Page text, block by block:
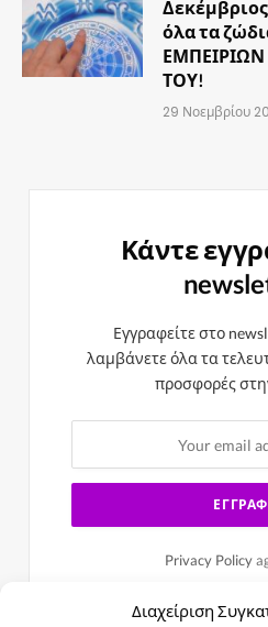
Διαχείριση
όλα τα
ΕΜΠΕΙΡΙΩΝ
ΤΟΥ!
29 Νοεμβρίου
Κάντε
Εγγραφείτε στο
λαμβάνετε όλα τα
προσφορές
Privacy Policy